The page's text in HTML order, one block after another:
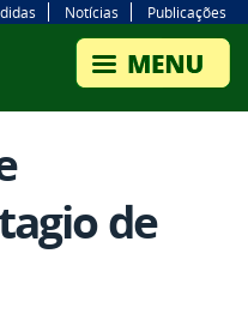
Notícias Publicações
de